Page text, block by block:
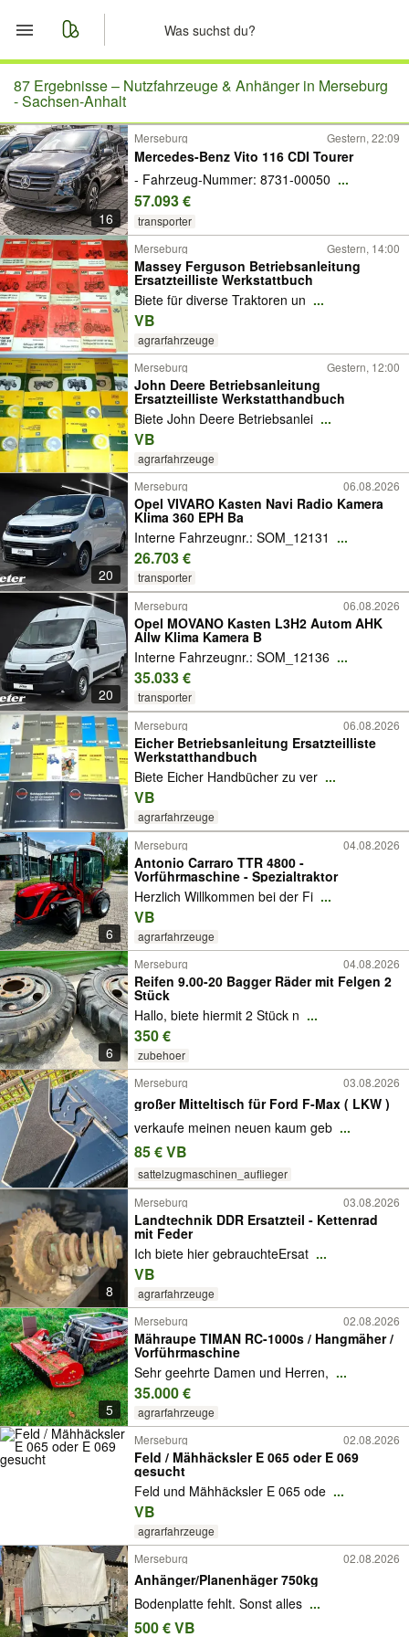
Start
Merkliste
Nachrichten
Anzeige aufgeben
87 Ergebnisse – Nutzfahrzeuge & Anhänger in Merseburg
- Sachsen-Anhalt
16
Merseburg Gestern, 22:09
Mercedes-Benz Vito 116 CDI Tourer
- Fahrzeug-Nummer: 8731-00050 ...
57.093 €
transporter
Merseburg
Gestern, 14:00
Massey Ferguson Betriebsanleitung
Ersatzteilliste Werkstattbuch
Biete für diverse Traktoren un ...
VB
agrarfahrzeuge
Merseburg
Gestern, 12:00
John Deere Betriebsanleitung
Ersatzteilliste Werkstatthandbuch
Biete John Deere Betriebsanlei ...
VB
agrarfahrzeuge
20
Merseburg 06.08.2026
Opel VIVARO Kasten Navi Radio Kamera
Klima 360 EPH Ba
Interne Fahrzeugnr.: SOM_12131 ...
26.703 €
transporter
20
Merseburg 06.08.2026
Opel MOVANO Kasten L3H2 Autom AHK
Allw Klima Kamera B
Interne Fahrzeugnr.: SOM_12136 ...
35.033 €
transporter
Merseburg
06.08.2026
Eicher Betriebsanleitung Ersatzteilliste
Werkstatthandbuch
Biete Eicher Handbücher zu ver ...
VB
agrarfahrzeuge
6
Merseburg 04.08.2026
Antonio Carraro TTR 4800 -
Vorführmaschine - Spezialtraktor
Herzlich Willkommen bei der Fi ...
VB
agrarfahrzeuge
6
Merseburg 04.08.2026
Reifen 9.00-20 Bagger Räder mit Felgen 2
Stück
Hallo, biete hiermit 2 Stück n ...
350 €
zubehoer
Merseburg
03.08.2026
großer Mitteltisch für Ford F-Max ( LKW )
verkaufe meinen neuen kaum geb ...
85 € VB
sattelzugmaschinen_auflieger
8
Merseburg 03.08.2026
Landtechnik DDR Ersatzteil - Kettenrad
mit Feder
Ich biete hier gebrauchteErsat ...
VB
agrarfahrzeuge
5
Merseburg 02.08.2026
Mähraupe TIMAN RC-1000s / Hangmäher /
Vorführmaschine
Sehr geehrte Damen und Herren, ...
35.000 €
agrarfahrzeuge
Merseburg
02.08.2026
Feld / Mähhäcksler E 065 oder E 069
gesucht
Feld und Mähhäcksler E 065 ode ...
VB
agrarfahrzeuge
Merseburg
02.08.2026
Anhänger/Planenhäger 750kg
Bodenplatte fehlt. Sonst alles ...
500 € VB